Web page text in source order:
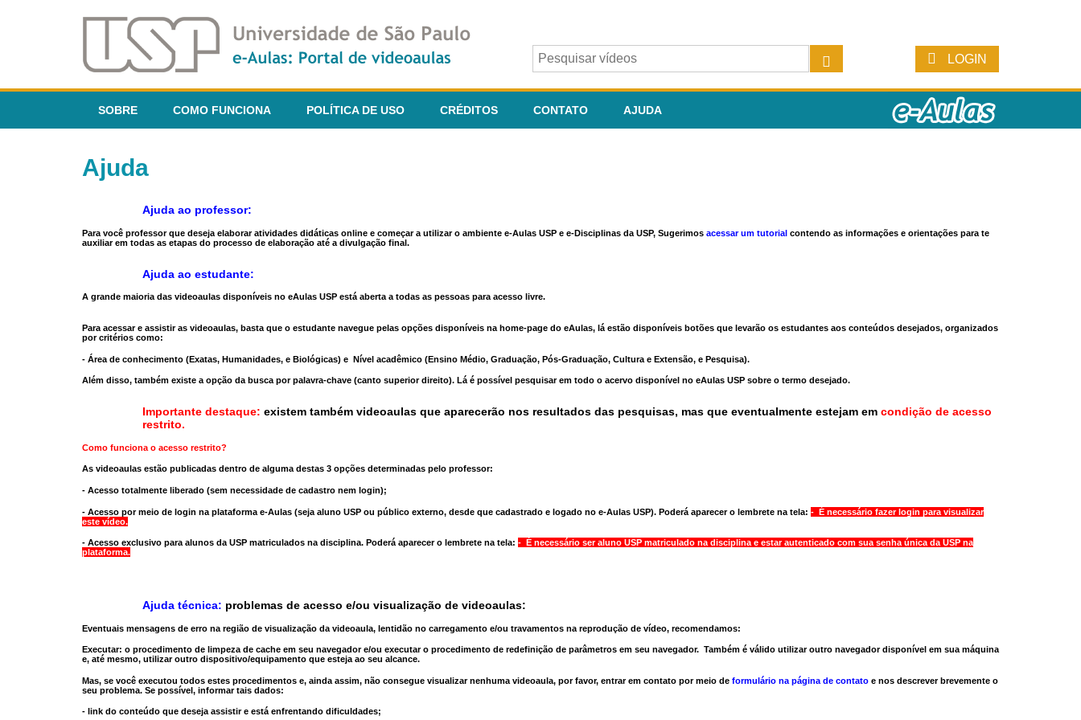
LOGIN
SOBRE COMO FUNCIONA POLÍTICA DE USO CRÉDITOS CONTATO AJUDA
Ajuda
Ajuda ao professor:
Para você professor que deseja elaborar atividades didáticas online e começar a utilizar o ambiente e-Aulas USP e e-Disciplinas da USP, Sugerimos acessar um tutorial contendo as informações e orientações para te
auxiliar em todas as etapas do processo de elaboração até a divulgação final.
Ajuda ao estudante:
A grande maioria das videoaulas disponíveis no eAulas USP está aberta a todas as pessoas para acesso livre.
Para acessar e assistir as videoaulas, basta que o estudante navegue pelas opções disponíveis na home-page do eAulas, lá estão disponíveis botões que levarão os estudantes aos conteúdos desejados, organizados
por critérios como:
- Área de conhecimento (Exatas, Humanidades, e Biológicas) e Nível acadêmico (Ensino Médio, Graduação, Pós-Graduação, Cultura e Extensão, e Pesquisa).
Além disso, também existe a opção da busca por palavra-chave (canto superior direito). Lá é possível pesquisar em todo o acervo disponível no eAulas USP sobre o termo desejado.
Importante destaque: existem também videoaulas que aparecerão nos resultados das pesquisas, mas que eventualmente estejam em condição de acesso
restrito.
Como funciona o acesso restrito?
As videoaulas estão publicadas dentro de alguma destas 3 opções determinadas pelo professor:
- Acesso totalmente liberado (sem necessidade de cadastro nem login);
- Acesso por meio de login na plataforma e-Aulas (seja aluno USP ou público externo, desde que cadastrado e logado no e-Aulas USP). Poderá aparecer o lembrete na tela: - É necessário fazer login para visualizar
este vídeo.
- Acesso exclusivo para alunos da USP matriculados na disciplina. Poderá aparecer o lembrete na tela: - É necessário ser aluno USP matriculado na disciplina e estar autenticado com sua senha única da USP na
plataforma.
Ajuda técnica: problemas de acesso e/ou visualização de videoaulas:
Eventuais mensagens de erro na região de visualização da videoaula, lentidão no carregamento e/ou travamentos na reprodução de vídeo, recomendamos:
Executar: o procedimento de limpeza de cache em seu navegador e/ou executar o procedimento de redefinição de parâmetros em seu navegador. Também é válido utilizar outro navegadordisponível em sua máquina
e, até mesmo, utilizar outro dispositivo/equipamento que esteja ao seu alcance.
Mas, se você executou todos estes procedimentos e, ainda assim, não consegue visualizar nenhuma videoaula, por favor, entrar em contato por meio de formulário na página de contato e nos descrever brevemente o
seu problema. Se possível, informar tais dados:
- link do conteúdo que deseja assistir e está enfrentando dificuldades;